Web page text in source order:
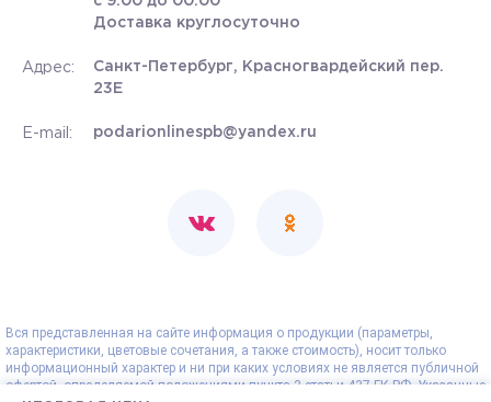
Доставка круглосуточно
Адрес:
Санкт-Петербург, Красногвардейский пер.
23Е
E-mail: podarionlinespb@yandex.ru
Вся представленная на сайте информация о продукции (параметры,
характеристики, цветовые сочетания, а также стоимость), носит только
информационный характер и ни при каких условиях не является публичной
офертой, определяемой положениями пункта 2 статьи 437 ГК РФ. Указанные